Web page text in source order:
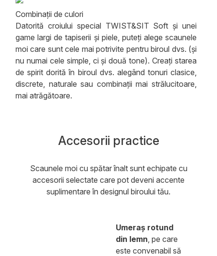
Combinații de culori
Datorită croiului special TWIST&SIT Soft și unei
game largi de tapiserii și piele, puteți alege scaunele
moi care sunt cele mai potrivite pentru biroul dvs. (și
nu numai cele simple, ci și două tone). Creați starea
de spirit dorită în biroul dvs. alegând tonuri clasice,
discrete, naturale sau combinații mai strălucitoare,
mai atrăgătoare.
Accesorii practice
Scaunele moi cu spătar înalt sunt echipate cu
accesorii selectate care pot deveni accente
suplimentare în designul biroului tău.
Umeraș rotund
din lemn , pe care
este convenabil să